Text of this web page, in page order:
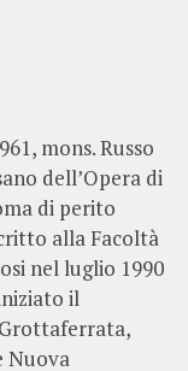
mons. Russo
dell’Opera di
di perito
alla Facoltà
nel luglio 1990
il
Nuova